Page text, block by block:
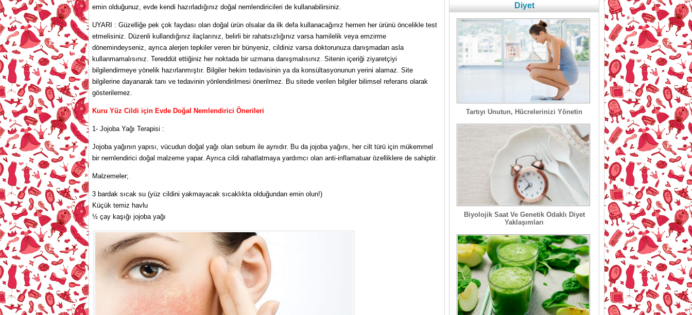
emin olduğunuz, evde kendi hazırladığınız doğal nemlendiricileri de kullanabilirsiniz.
UYARI : Güzelliğe pek çok faydası olan doğal ürün olsalar da ilk defa kullanacağınız hemen her ürünü öncelikle test
etmelisiniz. Düzenli kullandığınız ilaçlarınız, belirli bir rahatsızlığınız varsa hamilelik veya emzirme
dönemindeyseniz, ayrıca alerjen tepkiler veren bir bünyeniz, cildiniz varsa doktorunuza danışmadan asla
kullanmamalısınız. Tereddüt ettiğiniz her noktada bir uzmana danışmalısınız. Sitenin içeriği ziyaretçiyi
bilgilendirmeye yönelik hazırlanmıştır. Bilgiler hekim tedavisinin ya da konsültasyonunun yerini alamaz. Site
bilgilerine dayanarak tanı ve tedavinin yönlendirilmesi önerilmez. Bu sitede verilen bilgiler bilimsel referans olarak
gösterilemez.
Kuru Yüz Cildi için Evde Doğal Nemlendirici Önerileri
1- Jojoba Yağı Terapisi :
Jojoba yağının yapısı, vücudun doğal yağı olan sebum ile aynıdır. Bu da jojoba yağını, her cilt türü için mükemmel
bir nemlendirici doğal malzeme yapar. Ayrıca cildi rahatlatmaya yardımcı olan anti-inflamatuar özelliklere de sahiptir.
Malzemeler;
3 bardak sıcak su (yüz cildini yakmayacak sıcaklıkta olduğundan emin olun!)
Küçük temiz havlu
½ çay kaşığı jojoba yağı
Diyet
Tartıyı Unutun, Hücrelerinizi Yönetin
Biyolojik Saat Ve Genetik Odaklı Diyet
Yaklaşımları